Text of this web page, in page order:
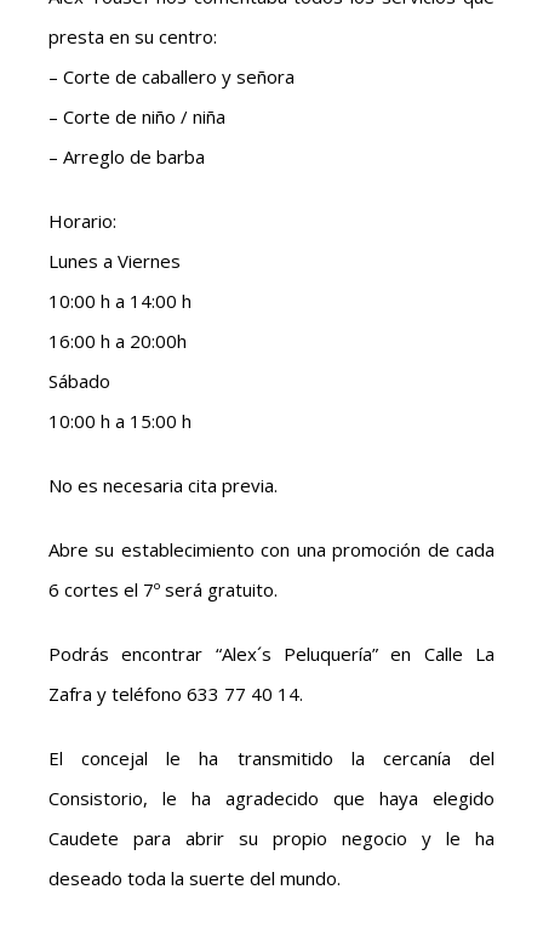
presta en su centro:
– Corte de caballero y señora
– Corte de niño / niña
– Arreglo de barba
Horario:
Lunes a Viernes
10:00 h a 14:00 h
16:00 h a 20:00h
Sábado
10:00 h a 15:00 h
No es necesaria cita previa.
Abre su establecimiento con una promoción de cada
6 cortes el 7º será gratuito.
Podrás encontrar “Alex´s Peluquería” en Calle La
Zafra y teléfono 633 77 40 14.
El concejal le ha transmitido la cercanía del
Consistorio, le ha agradecido que haya elegido
Caudete para abrir su propio negocio y le ha
deseado toda la suerte del mundo.